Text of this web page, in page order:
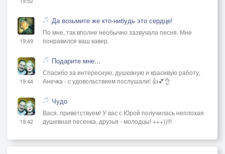
19:49
Да возьмите же кто-нибудь это сердце!
По мне, так вполне необычно зазвучала песня. Мне
понравился ваш кавер.
19:44
Подарите мне...
Спасибо за интересную, душевную и красивую работу,
Анечка - с удовольствием послушали! 👍💕👌
19:42
Чудо
Вася, приветствуем! У вас с Юрой получилась неплохая
душевная песенка, друзья - молодцы! +++))!!!